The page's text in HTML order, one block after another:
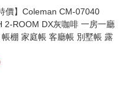
價】Coleman CM-07040
2-ROOM DX灰咖啡 一房一廳
棚 家庭帳 客廳帳 別墅帳 露